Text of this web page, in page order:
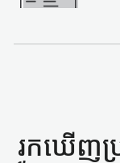
រកឃើញ​ប្រ